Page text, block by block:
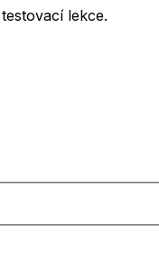
lekce.